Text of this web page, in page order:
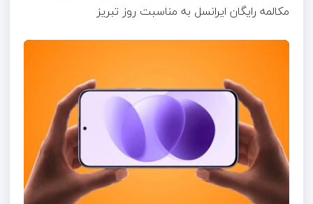
مکالمه رایگان ایرانسل به مناسبت روز تبریز